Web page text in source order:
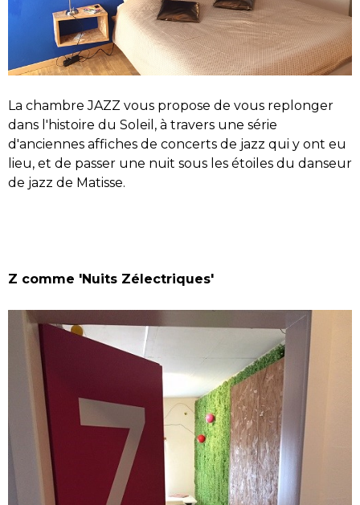
La chambre JAZZ vous propose de vous replonger
dans l'histoire du Soleil, à travers une série
d'anciennes affiches de concerts de jazz qui y ont eu
lieu, et de passer une nuit sous les étoiles du danseur
de jazz de Matisse.
Z comme 'Nuits Zélectriques'